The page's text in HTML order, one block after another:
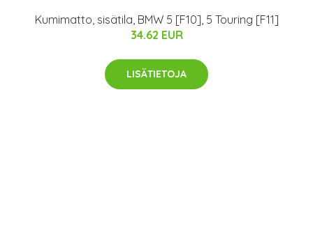
Kumimatto, sisätila, BMW 5 [F10], 5 Touring [F11]
34.62 EUR
LISÄTIETOJA